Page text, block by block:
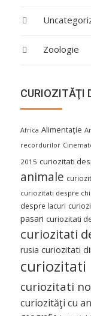
Zoologie
CURIOZITĂŢI
Africa Alimentaţie
recordurilor
2015 curiozitati
animale
curiozitati despre
despre lacuri
pasari curiozitati
curiozitati
rusia curiozitati
curiozitati
curiozitati
curiozităţi cu